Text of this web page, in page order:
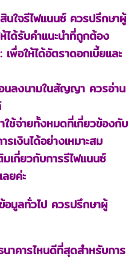
ใจรีไฟแนนซ์ ควรปรึกษาผู้
ได้รับคำแนะนำที่ถูกต้อง
พื่อให้ได้อัตราดอกเบี้ยและ
นลงนามในสัญญา ควรอ่าน
ช้จ่ายทั้งหมดที่เกี่ยวข้องกับ
เงินได้อย่างเหมาะสม
เกี่ยวกับการรีไฟแนนซ์
ยค่ะ
อมูลทั่วไป ควรปรึกษาผู้
าคารไหนดีที่สุดสำหรับการ